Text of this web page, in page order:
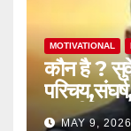
MOTIVATIONAL
कौन है ?
राजनीतिक
MAY 9, 2026